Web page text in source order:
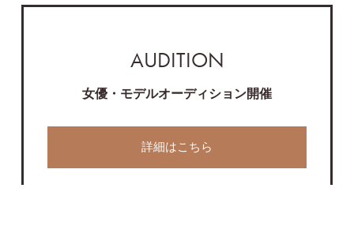
AUDITION
女優・モデルオーディション開催
詳細はこちら